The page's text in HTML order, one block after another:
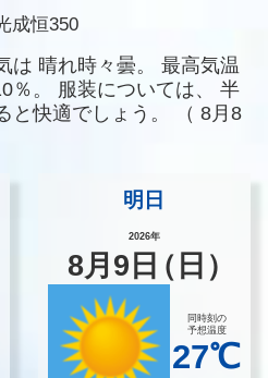
成恒350
は 晴れ時々曇。
最高気温
％。 服装については、
半
と快適でしょう。
（ 8月8
明日
2026年
8月 9 日（日）
同時刻の
予想温度
27℃